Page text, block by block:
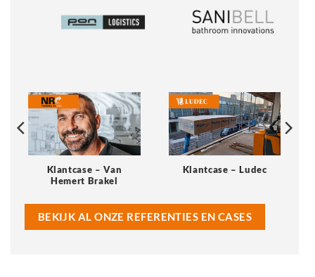
Klantcase – Van
Hemert Brakel
Klantcase – Ludec
BEKIJK AL ONZE REFERENTIES EN CASES